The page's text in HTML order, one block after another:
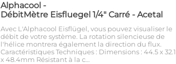
Alphacool -
DébitMètre Eisfluegel 1/4" Carré - Acetal
Avec L'Alphacool Eisflügel, vous pouvez visualiser le
débit de votre système. La rotation silencieuse de
l'hélice montrera également la direction du flux.
Caractéristiques Techniques : Dimensions : 44.5 x 32.1
x 48.4mm Résistant à la c…